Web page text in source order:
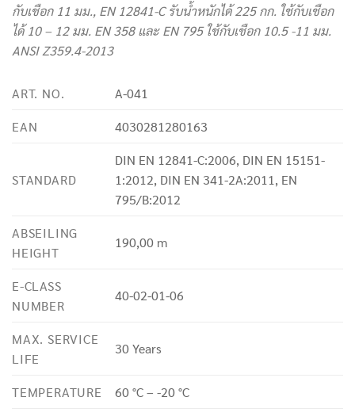
กับเชือก 11 มม., EN 12841-Cรับน้ำหนักได้ 225 กก. ใช้กับเชือก
ได้ 10 – 12 มม. EN 358และEN 795ใช้กับเชือก 10.5 -11 มม.
ANSI Z359.4-2013
ART. NO.
A-041
EAN
4030281280163
STANDARD
DIN EN 12841-C:2006, DIN EN 15151-
1:2012, DIN EN 341-2A:2011, EN
795/B:2012
ABSEILING
HEIGHT
190,00 m
E-CLASS
NUMBER
40-02-01-06
MAX. SERVICE
LIFE
30 Years
TEMPERATURE 60 °C – -20 °C